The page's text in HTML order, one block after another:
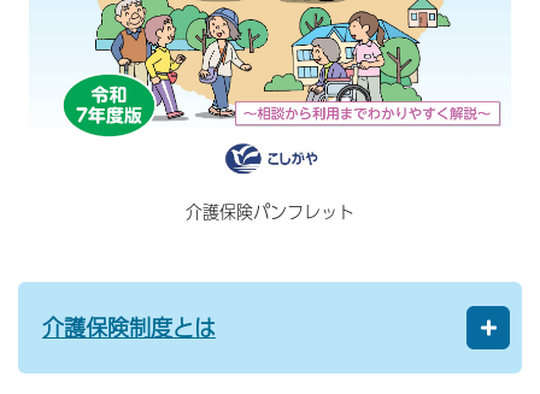
介護保険パンフレット
介護保険制度とは